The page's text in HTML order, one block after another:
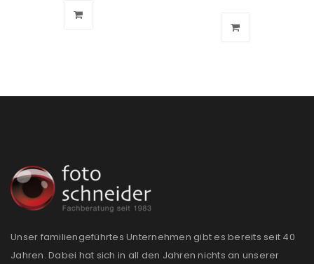
deine E-Mail-Adresse gesendet.
Ja, ich möchte ein Kundenkonto eröffnen und
akzeptiere dieDatenschutzerklärung
Unser familiengeführtes Unternehmen gibt es bereits seit 40
Jahren. Dabei hat sich in all den Jahren nichts an unserer